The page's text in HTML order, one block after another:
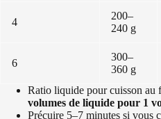
4
200–
240 g
6
300–
360 g
Ratio liquide pour cuisson au
volumes de liquide pour 1
Précuire 5–7 minutes si vous